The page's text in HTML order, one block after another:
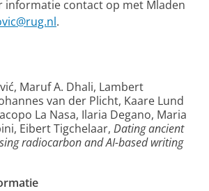
informatie contact op met Mladen
.
Maruf A. Dhali, Lambert
van der Plicht, Kaare Lund
La Nasa, Ilaria Degano, Maria
Eibert Tigchelaar, Dating ancient
radiocarbon and AI-based writing